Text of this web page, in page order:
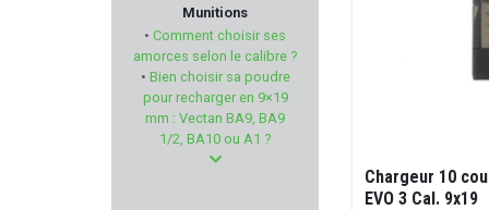
BORESNAKE
SAVIOR EQUIPMENT
CHEDDITE
Munitions
• Comment choisir ses
amorces selon le calibre ?
• Bien choisir sa poudre
pour recharger en 9×19
mm : Vectan BA9, BA9
1/2, BA10 ou A1 ?
Chargeur 10
EVO 3 Cal. 9x19